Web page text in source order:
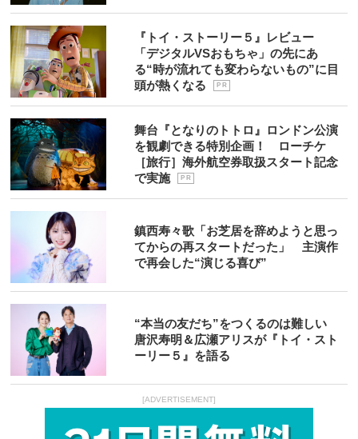
『トイ・ストーリー５』レビュー
「デジタルVSおもちゃ」の先にあ
る“時が流れても変わらないもの”に目
頭が熱くなる
P R
舞台『となりのトトロ』ロンドン公演
を観劇できる特別企画！ ローチケ
［旅行］海外航空券取扱スタート記念
で実施
P R
鎮西寿々歌「お芝居を辞めようと思っ
てからの再スタートだった」 主演作
で再会した“演じる喜び”
“本当の友だち”をつくるのは難しい
唐沢寿明＆広瀬アリスが『トイ・スト
ーリー５』を語る
[ADVERTISEMENT]